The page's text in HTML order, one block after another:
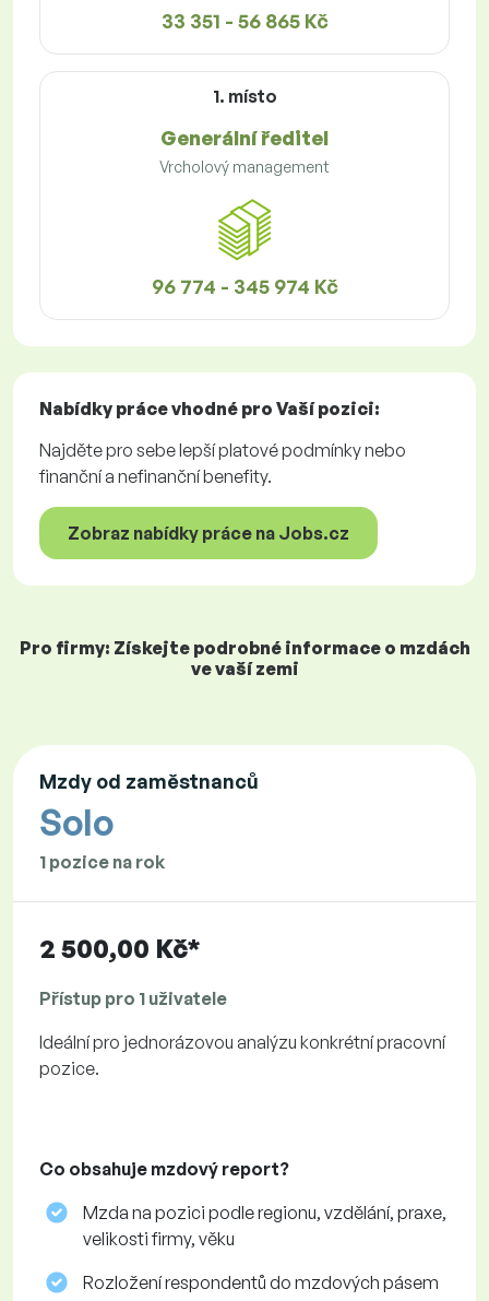
33 351 - 56 865 Kč
1. místo
Generální ředitel
Vrcholový management
96 774 - 345 974 Kč
Nabídky prácevhodné pro Vaší pozici:
Najděte pro sebe lepší platové podmínky nebo
finanční a nefinanční benefity.
Zobraz nabídky práce na Jobs.cz
Pro firmy: Získejte podrobné informace o mzdách
ve vaší zemi
Mzdy od zaměstnanců
Solo
1 pozice na rok
2 500,00 Kč*
Přístup pro 1 uživatele
Ideální pro jednorázovou analýzu konkrétní pracovní
pozice.
Co obsahuje mzdový report?
Mzda na pozici podle regionu, vzdělání, praxe,
velikosti firmy, věku
Rozložení respondentů do mzdových pásem